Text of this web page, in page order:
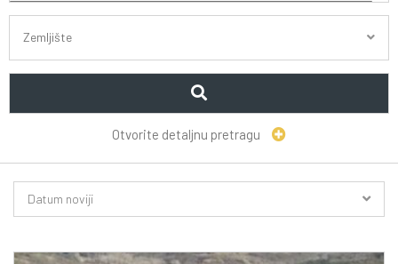
Zemljište
Otvorite detaljnu pretragu
Datum noviji